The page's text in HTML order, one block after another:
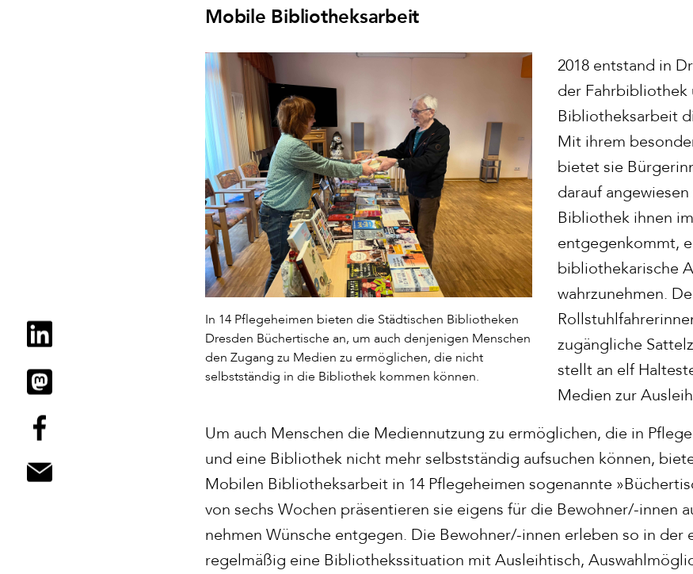
Mobile Bibliotheksarbeit
In 14 Pflegeheimen bieten die Städtischen Bibliotheken
Dresden Büchertische an, um auch denjenigen Menschen
den Zugang zu Medien zu ermöglichen, die nicht
selbstständig in die Bibliothek kommen können.
2018 entstand in
der Fahrbibliothek
Bibliotheksarbeit
Mit ihrem
bietet sie
darauf
Bibliothek ihnen
entgegenkommt,
bibliothekarische
wahrzunehmen.
zugängliche
stellt an elf
Medien zur
Um auch Menschen die Mediennutzung zu ermöglichen, die in
und eine Bibliothek nicht mehr selbstständig aufsuchen können,
Mobilen Bibliotheksarbeit in 14 Pflegeheimen sogenannte
von sechs Wochen präsentieren sie eigens für die Bewohner/-innen
nehmen Wünsche entgegen. Die Bewohner/-innen erleben so in der
regelmäßig eine Bibliotheks­situation mit Ausleihtisch,